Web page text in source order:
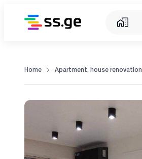
Home Apartment, house renovation